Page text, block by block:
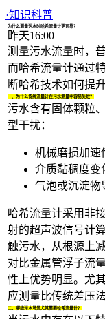
·知识科普
为什么测量污水时哈希流量计更可靠？
昨天16:00
测量污水流量时，
而哈希流量计通过
断哈希技术如何提
一、为什么传统流量计在污水测量中容易失效？
污水含有固体颗粒
型干扰：
机械磨损加速
介质黏稠度变
气泡或沉淀物
哈希流量计采用非
射的超声波信号计
触污水，从根源上
对比金属管浮子流
性上优势明显。尤
应测量比传统差压
二、哪些污水场景尤其需要哈希流量计？